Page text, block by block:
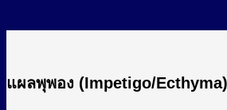
แผลพุพอง (Impetigo/Ecthyma)